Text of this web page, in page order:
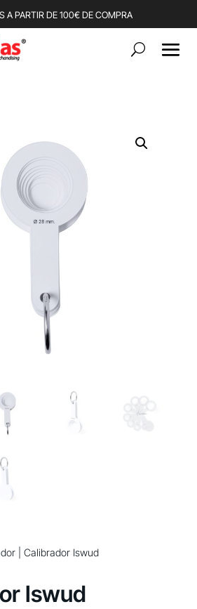
A PARTIR DE 100€ DE COMPRA
| Calibrador Iswud
Iswud